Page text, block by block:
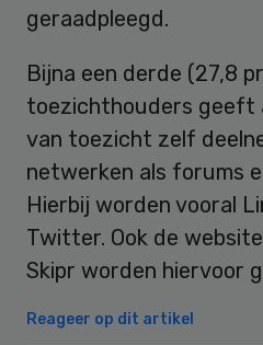
geraadpleegd.
Bijna een derde (27,8
toezichthouders geeft
van toezicht zelf
netwerken als forums
Hierbij worden vooral
Twitter. Ook de
Skipr worden hiervoor
Reageer op dit artikel